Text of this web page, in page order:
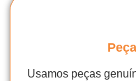
Usamos peças